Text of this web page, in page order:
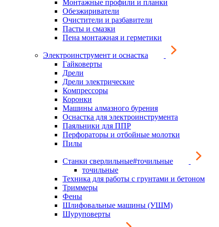
Монтажные профили и планки
Обезжириватели
Очистители и разбавители
Пасты и смазки
Пена монтажная и герметики
Электроинструмент и оснастка
Гайковерты
Дрели
Дрели электрические
Компрессоры
Коронки
Машины алмазного бурения
Оснастка для электроинструмента
Паяльники для ППР
Перфораторы и отбойные молотки
Пилы
Станки сверлильные#точильные
точильные
Техника для работы с грунтами и бетоном
Триммеры
Фены
Шлифовальные машины (УШМ)
Шуруповерты